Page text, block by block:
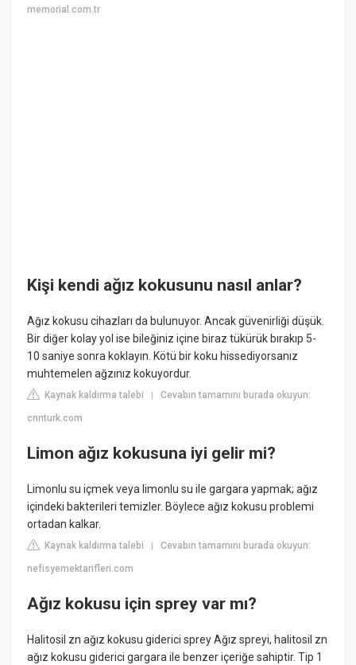
memorial.com.tr
Kişi kendi ağız kokusunu nasıl anlar?
Ağız kokusu cihazları da bulunuyor. Ancak güvenirliği düşük.
Bir diğer kolay yol ise bileğiniz içine biraz tükürük bırakıp 5-
10 saniye sonra koklayın. Kötü bir koku hissediyorsanız
muhtemelen ağzınız kokuyordur.
Kaynak kaldırma talebi |Cevabın tamamını burada okuyun:
cnnturk.com
Limon ağız kokusuna iyi gelir mi?
Limonlu su içmek veya limonlu su ile gargara yapmak; ağız
içindeki bakterileri temizler. Böylece ağız kokusu problemi
ortadan kalkar.
Kaynak kaldırma talebi |Cevabın tamamını burada okuyun:
nefisyemektarifleri.com
Ağız kokusu için sprey var mı?
Halitosil zn ağız kokusu giderici sprey Ağız spreyi, halitosil zn
ağız kokusu giderici gargara ile benzer içeriğe sahiptir. Tip 1